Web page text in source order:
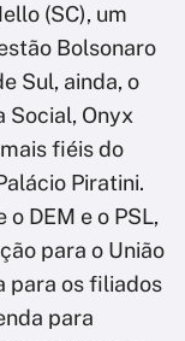
(SC), um
Bolsonaro
Sul, ainda, o
Social, Onyx
fiéis do
Piratini.
DEM e o PSL,
para o União
para os filiados
para